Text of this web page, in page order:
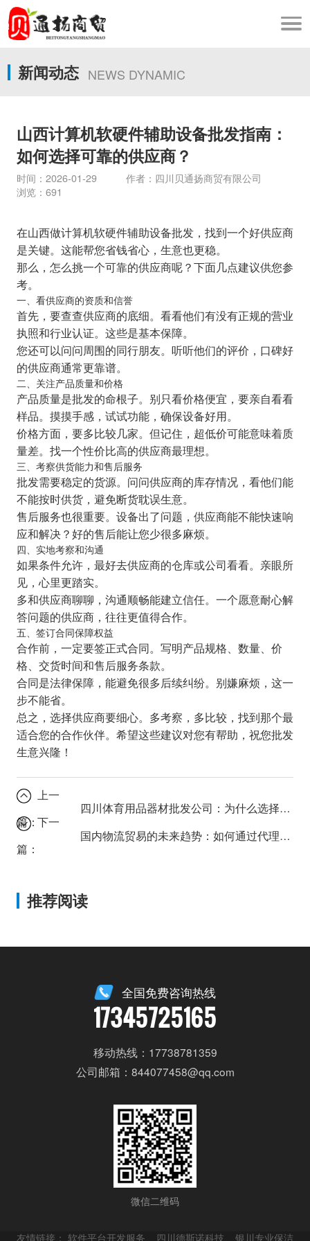
新闻动态 NEWS DYNAMIC
山西计算机软硬件辅助设备批发指南：
如何选择可靠的供应商？
时间：2026-01-29 作者：四川贝通扬商贸有限公司
浏览：691
在山西做计算机软硬件辅助设备批发，找到一个好供应商
是关键。这能帮您省钱省心，生意也更稳。
那么，怎么挑一个可靠的供应商呢？下面几点建议供您参
考。
一、看供应商的资质和信誉
首先，要查查供应商的底细。看看他们有没有正规的营业
执照和行业认证。这些是基本保障。
您还可以问问周围的同行朋友。听听他们的评价，口碑好
的供应商通常更靠谱。
二、关注产品质量和价格
产品质量是批发的命根子。别只看价格便宜，要亲自看看
样品。摸摸手感，试试功能，确保设备好用。
价格方面，要多比较几家。但记住，超低价可能意味着质
量差。找一个性价比高的供应商最理想。
三、考察供货能力和售后服务
批发需要稳定的货源。问问供应商的库存情况，看他们能
不能按时供货，避免断货耽误生意。
售后服务也很重要。设备出了问题，供应商能不能快速响
应和解决？好的售后能让您少很多麻烦。
四、实地考察和沟通
如果条件允许，最好去供应商的仓库或公司看看。亲眼所
见，心里更踏实。
多和供应商聊聊，沟通顺畅能建立信任。一个愿意耐心解
答问题的供应商，往往更值得合作。
五、签订合同保障权益
合作前，一定要签正式合同。写明产品规格、数量、价
格、交货时间和售后服务条款。
合同是法律保障，能避免很多后续纠纷。别嫌麻烦，这一
步不能省。
总之，选择供应商要细心。多考察，多比较，找到那个最
适合您的合作伙伴。希望这些建议对您有帮助，祝您批发
生意兴隆！
上一
篇：
四川体育用品器材批发公司：为什么选择本地供应商更划算？
下一
篇：
国内物流贸易的未来趋势：如何通过代理服务提升效率？
推荐阅读
全国免费咨询热线
17345725165
移动热线：17738781359
公司邮箱：844077458@qq.com
微信二维码
友情链接：软件平台开发服务 四川德斯诺科技 银川专业保洁